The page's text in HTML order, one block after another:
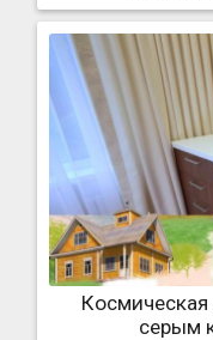
серым